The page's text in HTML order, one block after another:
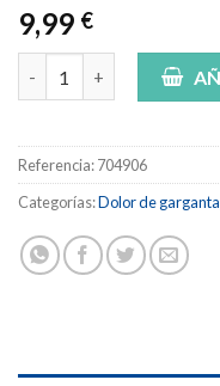
9,99 €
STREFEN SPRAY 8,75
Referencia:704906
Categorías:Dolor de garganta